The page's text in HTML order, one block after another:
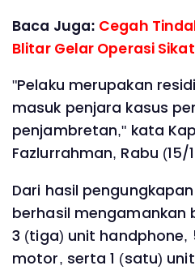
Baca Juga: Cegah
Blitar Gelar Operasi
"Pelaku merupakan
masuk penjara kasus
penjambretan," kata
Fazlurrahman, Rabu (15/
Dari hasil
berhasil mengamankan
3 (tiga) unit handphone,
motor, serta 1 (satu)